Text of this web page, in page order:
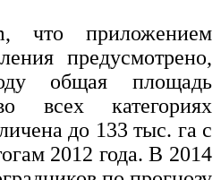
что приложением
предусмотрено,
общая площадь
всех категориях
до 133 тыс. га с
2012 года. В 2014